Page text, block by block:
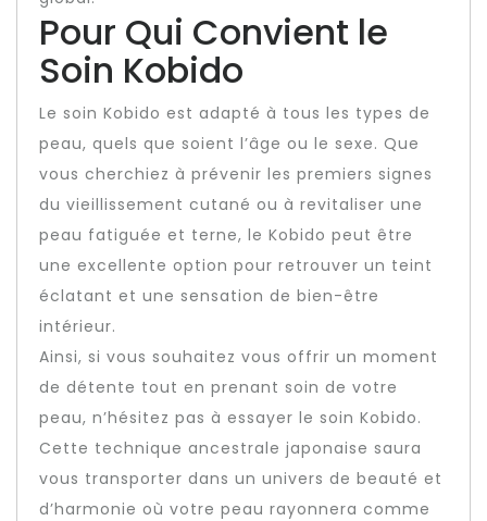
Pour Qui Convient le
Soin Kobido
Le soin Kobido est adapté à tous les types de
peau, quels que soient l’âge ou le sexe. Que
vous cherchiez à prévenir les premiers signes
du vieillissement cutané ou à revitaliser une
peau fatiguée et terne, le Kobido peut être
une excellente option pour retrouver un teint
éclatant et une sensation de bien-être
intérieur.
Ainsi, si vous souhaitez vous offrir un moment
de détente tout en prenant soin de votre
peau, n’hésitez pas à essayer le soin Kobido.
Cette technique ancestrale japonaise saura
vous transporter dans un univers de beauté et
d’harmonie où votre peau rayonnera comme